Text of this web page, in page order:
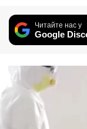
Читайте нас у
Google